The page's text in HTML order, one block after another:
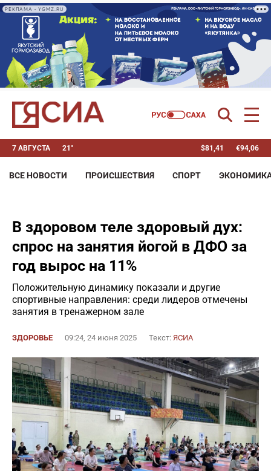
РЕКЛАМА • YGMZ.RU
7 АВГУСТА 21° $81,41 €94,06
ВСЕ НОВОСТИ ПРОИСШЕСТВИЯ СПОРТ
В здоровом теле здоровый дух:
спрос на занятия йогой в ДФО за
год вырос на 11%
Положительную динамику показали и другие
спортивные направления: среди лидеров отмечены
занятия в тренажерном зале
ЗДОРОВЬЕ 09:24, 24 июня 2025 Текст: ЯСИА